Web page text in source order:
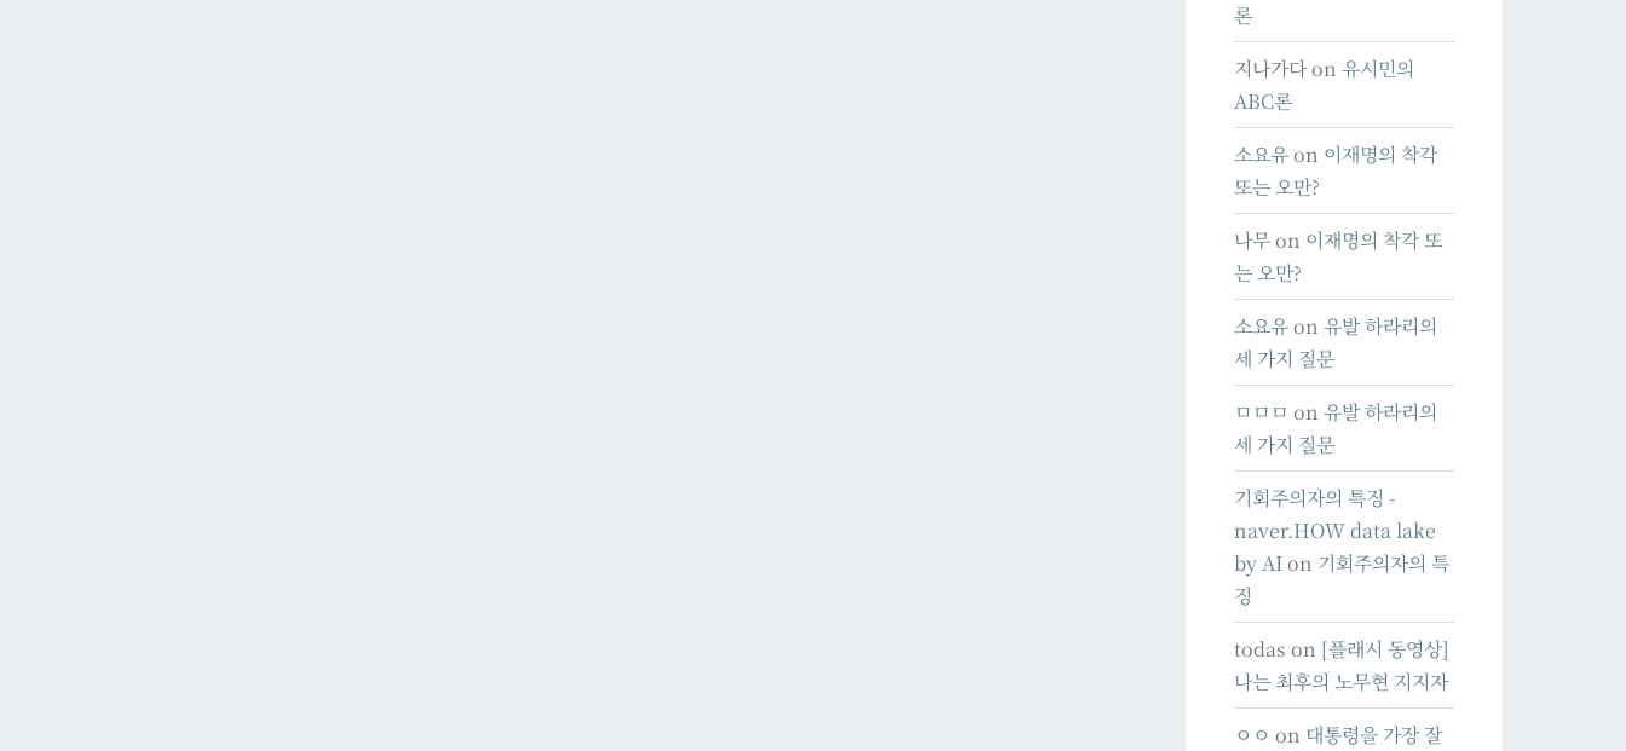
론
지나가다on 유시민의
ABC론
소요유on 이재명의 착각
또는 오만?
나무on 이재명의 착각 또
는 오만?
소요유on 유발 하라리의
세 가지 질문
ㅁㅁㅁ on 유발 하라리의
세 가지 질문
기회주의자의 특징 -
naver.HOW data lake
by AIon 기회주의자의 특
징
todas on [플래시 동영상]
나는 최후의 노무현 지지자
ㅇㅇ on 대통령을 가장 잘